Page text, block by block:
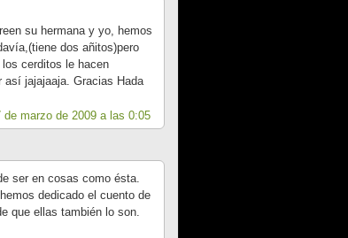
su hermana y yo, hemos
dos añitos)pero
cerditos le hacen
así jajajaaja. Gracias Hada
de marzo de 2009 a las 0:05
ser en cosas como ésta.
dedicado el cuento de
que ellas también lo son.